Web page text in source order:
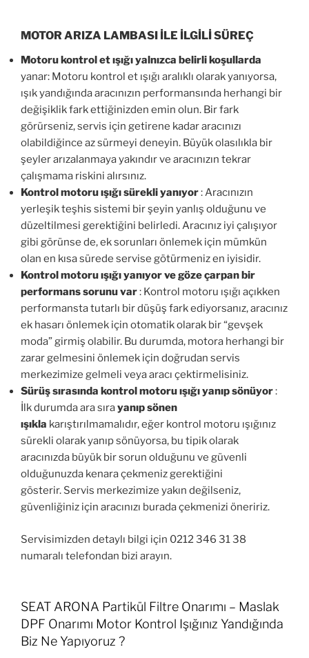
MOTOR ARIZA LAMBASI İLE İLGİLİ SÜREÇ
Motoru kontrol et ışığı yalnızca belirli koşullarda
yanar: Motoru kontrol et ışığı aralıklı olarak yanıyorsa,
ışık yandığında aracınızın performansında herhangi bir
değişiklik fark ettiğinizden emin olun. Bir fark
görürseniz, servis için getirene kadar aracınızı
olabildiğince az sürmeyi deneyin. Büyük olasılıkla bir
şeyler arızalanmaya yakındır ve aracınızın tekrar
çalışmama riskini alırsınız.
Kontrol motoru ışığı sürekli yanıyor: Aracınızın
yerleşik teşhis sistemi bir şeyin yanlış olduğunu ve
düzeltilmesi gerektiğini belirledi. Aracınız iyi çalışıyor
gibi görünse de, ek sorunları önlemek için mümkün
olan en kısa sürede servise götürmeniz en iyisidir.
Kontrol motoru ışığı yanıyor ve göze çarpan bir
performans sorunu var: Kontrol motoru ışığı açıkken
performansta tutarlı bir düşüş fark ediyorsanız, aracınız
ek hasarı önlemek için otomatik olarak bir “gevşek
moda” girmiş olabilir. Bu durumda, motora herhangi bir
zarar gelmesini önlemek için doğrudan servis
merkezimize gelmeli veya aracı çektirmelisiniz.
Sürüş sırasında kontrol motoru ışığı yanıp sönüyor:
İlk durumda ara sırayanıp sönen
ışıkla karıştırılmamalıdır, eğer kontrol motoru ışığınız
sürekli olarak yanıp sönüyorsa, bu tipik olarak
aracınızda büyük bir sorun olduğunu ve güvenli
olduğunuzda kenara çekmeniz gerektiğini
gösterir. Servis merkezimize yakın değilseniz,
güvenliğiniz için aracınızı burada çekmenizi öneririz.
Servisimizden detaylı bilgi için 0212 346 31 38
numaralı telefondan bizi arayın.
SEAT ARONA Partikül Filtre Onarımı – Maslak
DPF Onarımı Motor Kontrol Işığınız Yandığında
Biz Ne Yapıyoruz ?